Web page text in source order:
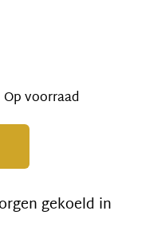
Op voorraad
gekoeld in